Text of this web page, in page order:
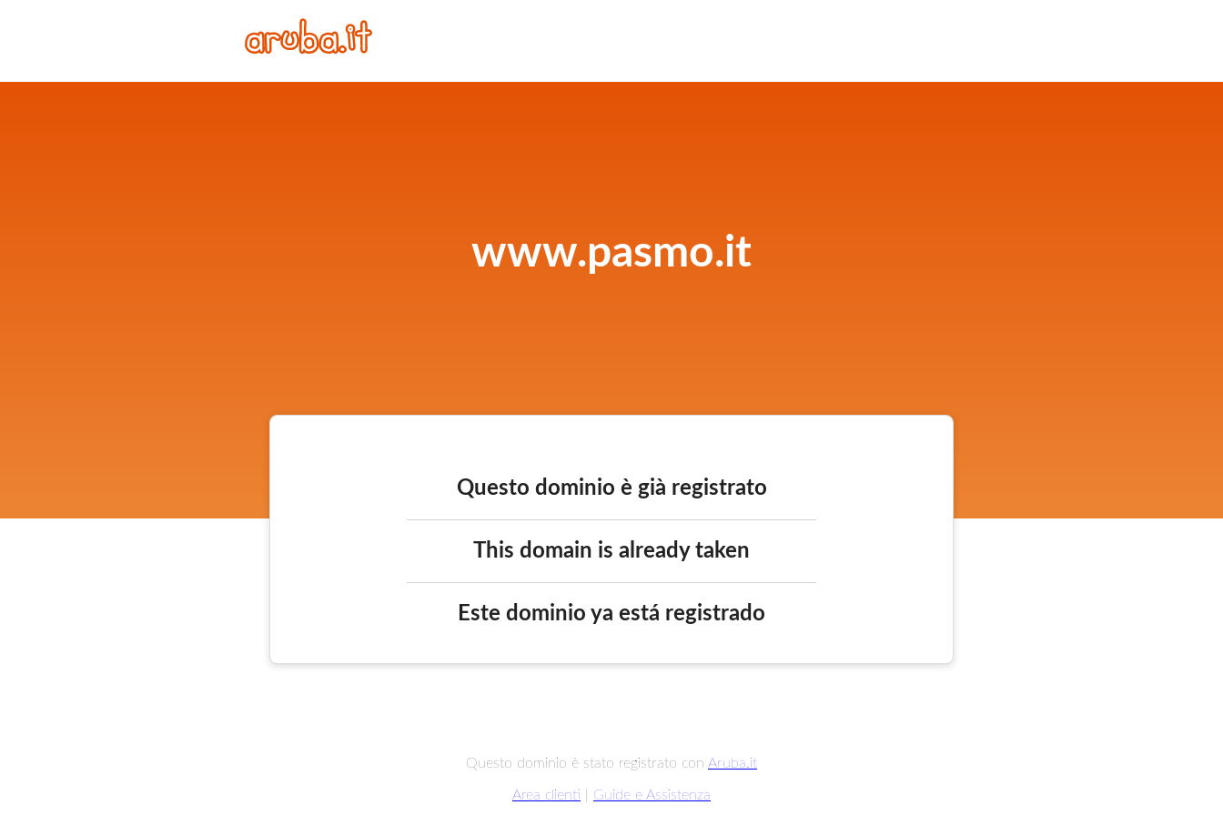
www.pasmo.it
Questo dominio è già registrato
This domain is already taken
Este dominio ya está registrado
Questo dominio è stato registrato con Aruba.it
Area clienti Guide e Assistenza